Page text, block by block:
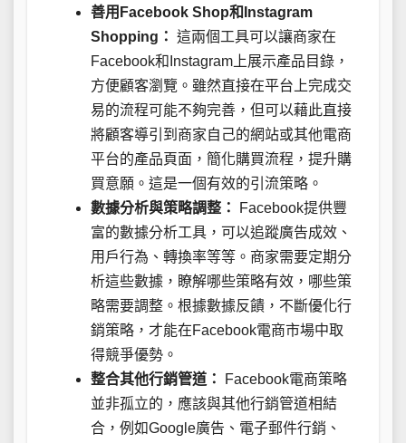
善用Facebook Shop和Instagram
Shopping： 這兩個工具可以讓商家在
Facebook和Instagram上展示產品目錄，
方便顧客瀏覽。雖然直接在平台上完成交
易的流程可能不夠完善，但可以藉此直接
將顧客導引到商家自己的網站或其他電商
平台的產品頁面，簡化購買流程，提升購
買意願。這是一個有效的引流策略。
數據分析與策略調整：
Facebook提供豐
富的數據分析工具，可以追蹤廣告成效、
用戶行為、轉換率等等。商家需要定期分
析這些數據，瞭解哪些策略有效，哪些策
略需要調整。根據數據反饋，不斷優化行
銷策略，才能在Facebook電商市場中取
得競爭優勢。
整合其他行銷管道：
Facebook電商策略
並非孤立的，應該與其他行銷管道相結
合，例如Google廣告、電子郵件行銷、